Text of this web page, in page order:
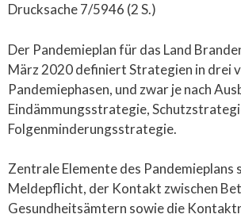
Drucksache 7/5946 (2 S.)
Der Pandemieplan für das Land
März 2020 definiert Strategien in drei
Pandemiephasen, und zwar je nach
Eindämmungsstrategie,
Folgenminderungsstrategie.
Zentrale Elemente des Pandemieplans
Meldepflicht, der Kontakt zwischen
Gesundheitsämtern sowie die